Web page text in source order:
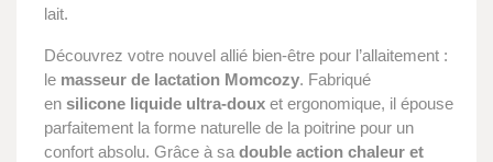
lait.
Découvrez votre nouvel allié bien-être pour l’allaitement :
le masseur de lactation Momcozy. Fabriqué
en silicone liquide ultra-doux et ergonomique, il épouse
parfaitement la forme naturelle de la poitrine pour un
confort absolu. Grâce à sa double action chaleur et